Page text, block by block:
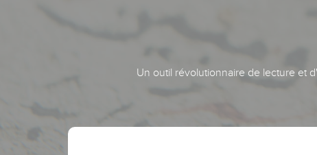
Un outil révolutionnaire de lecture et